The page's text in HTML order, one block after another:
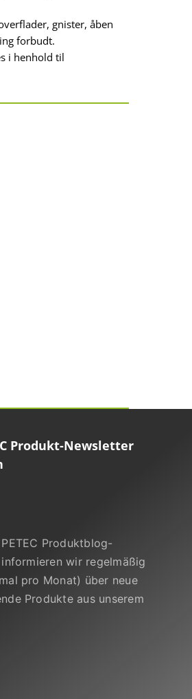
gnister, åben
forbudt.
i henhold til
Produkt-Newsletter
Produktblog-
wir regelmäßig
pro Monat) über neue
Produkte aus unserem